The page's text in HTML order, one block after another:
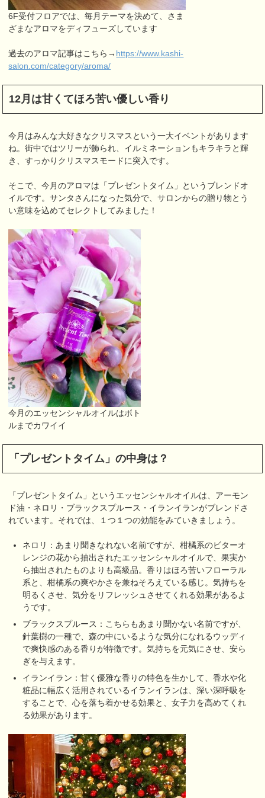
6F受付フロアでは、毎月テーマを決めて、さま
ざまなアロマをディフューズしています
過去のアロマ記事はこちら→ https://www.kashi-
salon.com/category/aroma/
12月は甘くてほろ苦い優しい香り
今月はみんな大好きなクリスマスという一大イベントがあります
ね。街中ではツリーが飾られ、イルミネーションもキラキラと輝
き、すっかりクリスマスモードに突入です。
そこで、今月のアロマは「プレゼントタイム」というブレンドオ
イルです。サンタさんになった気分で、サロンからの贈り物とう
い意味を込めてセレクトしてみました！
今月のエッセンシャルオイルはボト
ルまでカワイイ
「プレゼントタイム」の中身は？
「プレゼントタイム」というエッセンシャルオイルは、アーモン
ド油・ネロリ・ブラックスプルース・イランイランがブレンドさ
れています。それでは、１つ１つの効能をみていきましょう。
ネロリ：あまり聞きなれない名前ですが、柑橘系のビターオ
レンジの花から抽出されたエッセンシャルオイルで、果実か
ら抽出されたものよりも高級品。香りはほろ苦いフローラル
系と、柑橘系の爽やかさを兼ねそろえている感じ。気持ちを
明るくさせ、気分をリフレッシュさせてくれる効果があるよ
うです。
ブラックスプルース：こちらもあまり聞かない名前ですが、
針葉樹の一種で、森の中にいるような気分になれるウッディ
で爽快感のある香りが特徴です。気持ちを元気にさせ、安ら
ぎを与えます。
イランイラン：甘く優雅な香りの特色を生かして、香水や化
粧品に幅広く活用されているイランイランは、深い深呼吸を
することで、心を落ち着かせる効果と、女子力を高めてくれ
る効果があります。